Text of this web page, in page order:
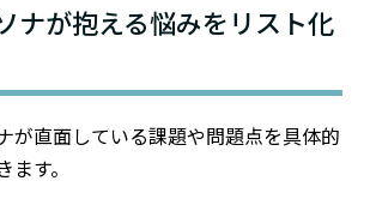
ナが抱える悩みをリスト化
が直面している課題や問題点を具体的
す。